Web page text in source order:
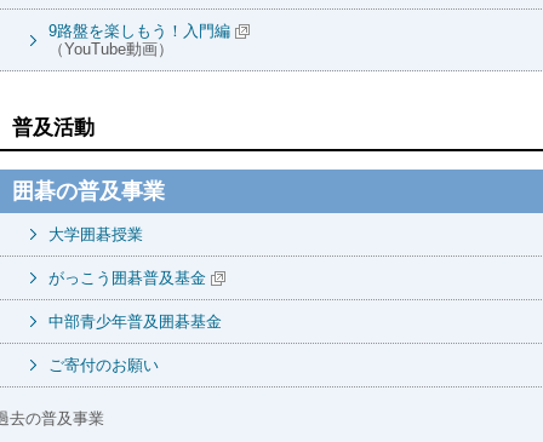
9路盤を楽しもう！入門編
（YouTube動画）
普及活動
囲碁の普及事業
大学囲碁授業
がっこう囲碁普及基金
中部青少年普及囲碁基金
ご寄付のお願い
去の普及事業